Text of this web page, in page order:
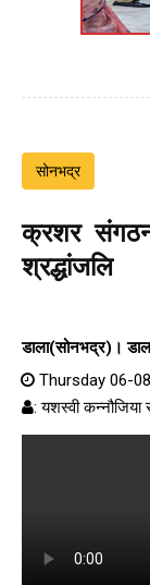
सोनभद्र
क्रशर
श्रद्धांजलि
डाला(सोनभद्र)।
Thursday 06-
: यशस्वी कन्नौजिया